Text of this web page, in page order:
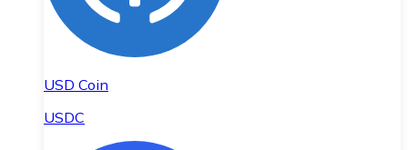
USD Coin
USDC